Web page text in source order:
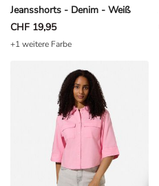
Jeansshorts - Denim - Weiß
CHF 19,95
+1 weitere Farbe